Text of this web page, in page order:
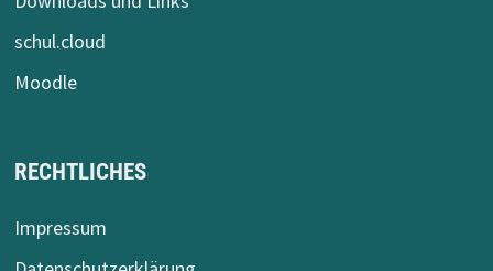
schul.cloud
Moodle
RECHTLICHES
Impressum